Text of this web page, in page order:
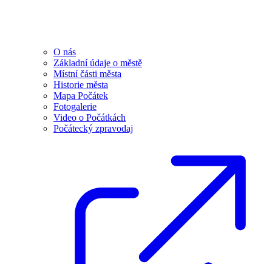
O nás
Základní údaje o městě
Místní části města
Historie města
Mapa Počátek
Fotogalerie
Video o Počátkách
Počátecký zpravodaj